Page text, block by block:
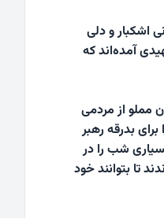
اشکبار و دلی
آمده‌اند که
مملو از مردمی
بدرقه رهبر
شب را در
تا بتوانند خود